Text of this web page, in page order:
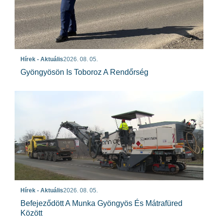
Hírek - Aktuális2026. 08. 05.
Gyöngyösön Is Toboroz A Rendőrség
Hírek - Aktuális2026. 08. 05.
Befejeződött A Munka Gyöngyös És Mátrafüred
Között